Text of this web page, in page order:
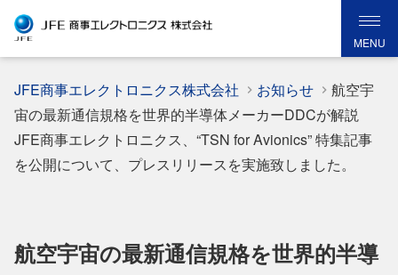
MENU
JFE商事エレクトロニクス株式会社 お知らせ
航空宇
宙の最新通信規格を世界的半導体メーカーDDCが解説
JFE商事エレクトロニクス、“TSN for Avionics” 特集記事
を公開について、プレスリリースを実施致しました。
航空宇宙の最新通信規格を世界的半導